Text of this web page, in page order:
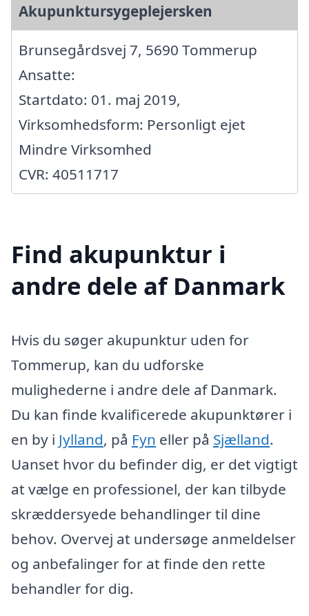
Akupunktursygeplejersken
Brunsegårdsvej 7, 5690 Tommerup
Ansatte:
Startdato: 01. maj 2019,
Virksomhedsform: Personligt ejet
Mindre Virksomhed
CVR: 40511717
Find akupunktur i
andre dele af Danmark
Hvis du søger akupunktur uden for
Tommerup, kan du udforske
mulighederne i andre dele af Danmark.
Du kan finde kvalificerede akupunktører i
en by i Jylland, på Fyn eller på Sjælland.
Uanset hvor du befinder dig, er det vigtigt
at vælge en professionel, der kan tilbyde
skræddersyede behandlinger til dine
behov. Overvej at undersøge anmeldelser
og anbefalinger for at finde den rette
behandler for dig.